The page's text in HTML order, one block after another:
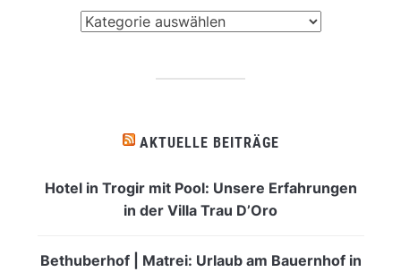
AKTUELLE BEITRÄGE
Hotel in Trogir mit Pool: Unsere Erfahrungen
in der Villa Trau D’Oro
Bethuberhof | Matrei: Urlaub am Bauernhof in